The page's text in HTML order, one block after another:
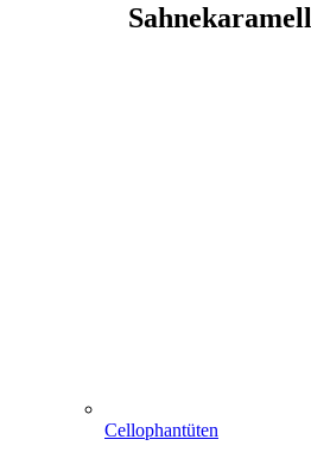
Sahnekaramell
Cellophantüten